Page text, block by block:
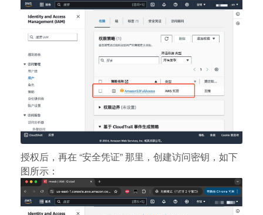
授权后，再在 “安全凭证” 那里，创建访问密钥，如下
图所示：